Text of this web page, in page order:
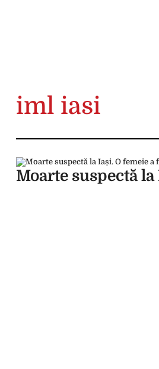
iml iasi
Moarte suspectă